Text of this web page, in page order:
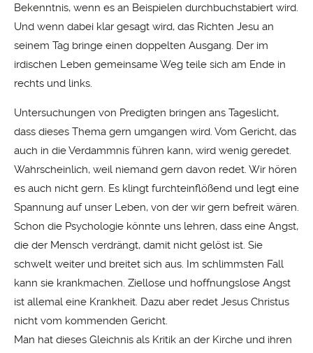
Bekenntnis, wenn es an Beispielen durchbuchstabiert wird.
Und wenn dabei klar gesagt wird, das Richten Jesu an
seinem Tag bringe einen doppelten Ausgang. Der im
irdischen Leben gemeinsame Weg teile sich am Ende in
rechts und links.
Untersuchungen von Predigten bringen ans Tageslicht,
dass dieses Thema gern umgangen wird. Vom Gericht, das
auch in die Verdammnis führen kann, wird wenig geredet.
Wahrscheinlich, weil niemand gern davon redet. Wir hören
es auch nicht gern. Es klingt furchteinflößend und legt eine
Spannung auf unser Leben, von der wir gern befreit wären.
Schon die Psychologie könnte uns lehren, dass eine Angst,
die der Mensch verdrängt, damit nicht gelöst ist. Sie
schwelt weiter und breitet sich aus. Im schlimmsten Fall
kann sie krankmachen. Ziellose und hoffnungslose Angst
ist allemal eine Krankheit. Dazu aber redet Jesus Christus
nicht vom kommenden Gericht.
Man hat dieses Gleichnis als Kritik an der Kirche und ihren